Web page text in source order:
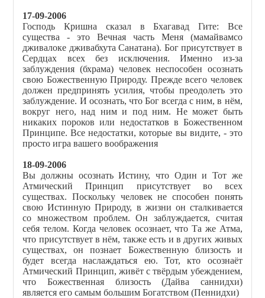
17-09-2006
Господь Кришна сказал в Бхагавад Гите: Все
существа - это Вечная часть Меня (мамайвамсо
дживалоке дживабхута Санатана). Бог присутствует в
Сердцах всех без исключения. Именно из-за
заблуждения (бхрама) человек неспособен осознать
свою Божественную Природу. Прежде всего человек
должен предпринять усилия, чтобы преодолеть это
заблуждение. И осознать, что Бог всегда с ним, в нём,
вокруг него, над ним и под ним. Не может быть
никаких пороков или недостатков в Божественном
Принципе. Все недостатки, которые вы видите, - это
просто игра вашего воображения
18-09-2006
Вы должны осознать Истину, что Один и Тот же
Атмический Принцип присутствует во всех
существах. Поскольку человек не способен понять
свою Истинную Природу, в жизни он сталкивается
со множеством проблем. Он заблуждается, считая
себя телом. Когда человек осознает, что Та же Атма,
что присутствует в нём, также есть и в других живых
существах, он познает Божественную близость и
будет всегда наслаждаться ею. Тот, кто осознаёт
Атмический Принцип, живёт с твёрдым убеждением,
что Божественная близость (Дайва саннидхи)
является его самым большим Богатством (Пеннидхи)